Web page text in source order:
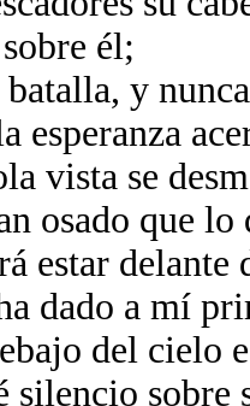
él;
batalla, y
esperanza
vista se
osado que
estar delante
dado a mí
del cielo
silencio sobre